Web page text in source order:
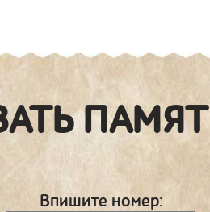
Впишите номер: